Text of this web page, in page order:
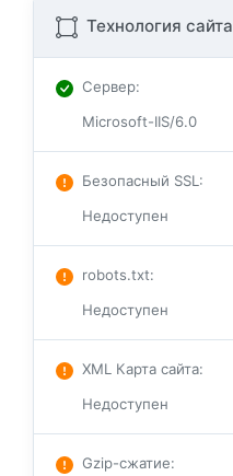
Технология сайта
Сервер:
Microsoft-IIS/6.0
Безопасный SSL:
Недоступен
robots.txt:
Недоступен
XML Карта сайта:
Недоступен
Gzip-сжатие: